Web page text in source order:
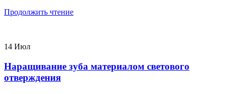
Продолжить чтение
14 Июл
Наращивание зуба материалом светового
отверждения